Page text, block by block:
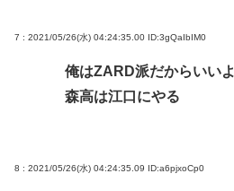
7 : 2021/05/26(水) 04:24:35.00 ID:3gQaIbIM0
俺はZARD派だからいいよ
森高は江口にやる
8 : 2021/05/26(水) 04:24:35.09 ID:a6pjxoCp0